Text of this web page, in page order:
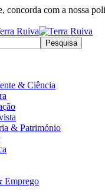
concorda com a nossa
& Ciência
& Património
Emprego